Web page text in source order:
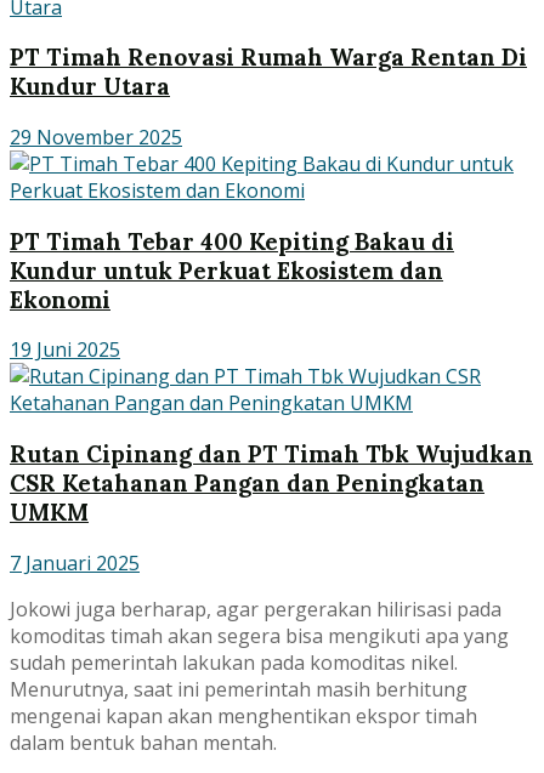
PT Timah Renovasi Rumah Warga Rentan Di
Kundur Utara
29 November 2025
PT Timah Tebar 400 Kepiting Bakau di
Kundur untuk Perkuat Ekosistem dan
Ekonomi
19 Juni 2025
Rutan Cipinang dan PT Timah Tbk Wujudkan
CSR Ketahanan Pangan dan Peningkatan
UMKM
7 Januari 2025
Jokowi juga berharap, agar pergerakan hilirisasi pada
komoditas timah akan segera bisa mengikuti apa yang
sudah pemerintah lakukan pada komoditas nikel.
Menurutnya, saat ini pemerintah masih berhitung
mengenai kapan akan menghentikan ekspor timah
dalam bentuk bahan mentah.